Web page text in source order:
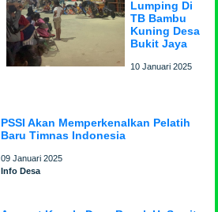
Lumping Di
TB Bambu
Kuning Desa
Bukit Jaya
10 Januari 2025
PSSI Akan Memperkenalkan Pelatih
Baru Timnas Indonesia
09 Januari 2025
Info Desa